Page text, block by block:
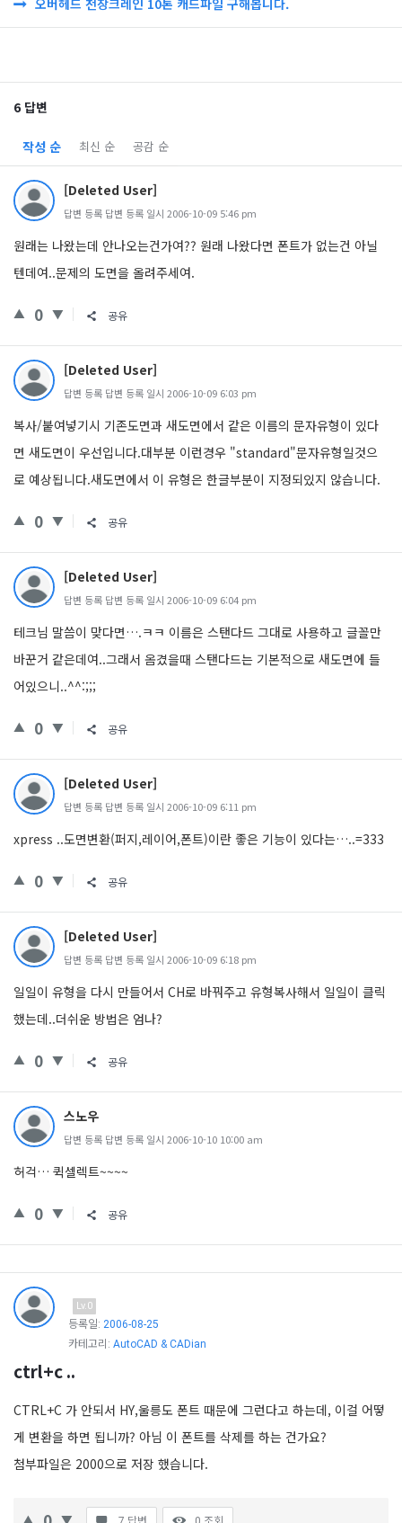
오버헤드 천장크레인 10톤 캐드파일 구해봅니다.
6 답변
작성 순 최신 순 공감 순
[Deleted User]
답변 등록 답변 등록 일시 2006-10-09 5:46 pm
원래는 나왔는데 안나오는건가여?? 원래 나왔다면 폰트가 없는건 아닐
텐데여..문제의 도면을 올려주세여.
0 공유
[Deleted User]
답변 등록 답변 등록 일시 2006-10-09 6:03 pm
복사/붙여넣기시 기존도면과 새도면에서 같은 이름의 문자유형이 있다
면 새도면이 우선입니다.대부분 이런경우 "standard"문자유형일것으
로 예상됩니다.새도면에서 이 유형은 한글부분이 지정되있지 않습니다.
0 공유
[Deleted User]
답변 등록 답변 등록 일시 2006-10-09 6:04 pm
테크님 말씀이 맞다면….ㅋㅋ 이름은 스탠다드 그대로 사용하고 글꼴만
바꾼거 같은데여..그래서 옴겼을때 스탠다드는 기본적으로 새도면에 들
어있으니..^^:;;;
0 공유
[Deleted User]
답변 등록 답변 등록 일시 2006-10-09 6:11 pm
xpress ..도면변환(퍼지,레이어,폰트)이란 좋은 기능이 있다는…..=333
0 공유
[Deleted User]
답변 등록 답변 등록 일시 2006-10-09 6:18 pm
일일이 유형을 다시 만들어서 CH로 바꿔주고 유형복사해서 일일이 클릭
했는데..더쉬운 방법은 엄나?
0 공유
스노우
답변 등록 답변 등록 일시 2006-10-10 10:00 am
허걱… 퀵셀렉트~~~~
0 공유
Lv.0
등록일: 2006-08-25
카테고리: AutoCAD & CADian
ctrl+c ..
CTRL+C 가 안되서 HY,울릉도 폰트 때문에 그런다고 하는데, 이걸 어떻
게 변환을 하면 됩니까? 아님 이 폰트를 삭제를 하는 건가요?
첨부파일은 2000으로 저장 했습니다.